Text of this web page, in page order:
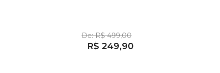
De: R$ 499,00
R$ 249,90